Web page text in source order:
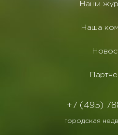
Наши
Наша
+7 (495)
городская